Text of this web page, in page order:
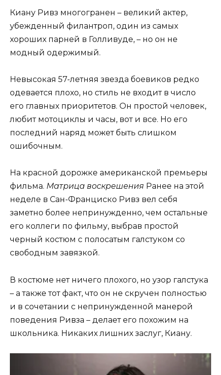
Киану Ривз многогранен – ​​великий актер,
убежденный филантроп, один из самых
хороших парней в Голливуде, – но он не
модный одержимый.
Невысокая 57-летняя звезда боевиков редко
одевается плохо, но стиль не входит в число
его главных приоритетов. Он простой человек,
любит мотоциклы и часы, вот и все. Но его
последний наряд может быть слишком
ошибочным.
На красной дорожке американской премьеры
фильма. Матрица воскрешения Ранее на этой
неделе в Сан-Франциско Ривз вел себя
заметно более непринужденно, чем остальные
его коллеги по фильму, выбрав простой
черный костюм с полосатым галстуком со
свободным завязкой.
В костюме нет ничего плохого, но узор галстука
– а также тот факт, что он не скручен полностью
и в сочетании с непринужденной манерой
поведения Ривза – делает его похожим на
школьника. Никаких лишних заслуг, Киану.